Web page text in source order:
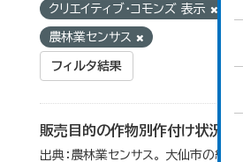
クリエイティブ・コモンズ 表示
農林業センサス
フィルタ結果
販売目的の作物別作付け状況
出典：農林業センサス。 大仙市の統